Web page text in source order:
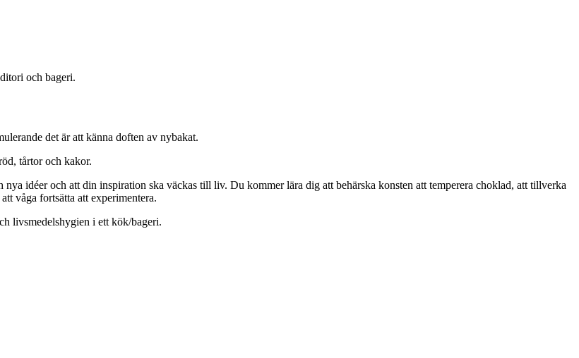
och bageri.
det är att känna doften av nybakat.
tårtor och kakor.
idéer och att din inspiration ska väckas till liv. Du kommer lära dig att behärska konsten att temperera choklad, att tillverka
våga fortsätta att experimentera.
livsmedelshygien i ett kök/bageri.